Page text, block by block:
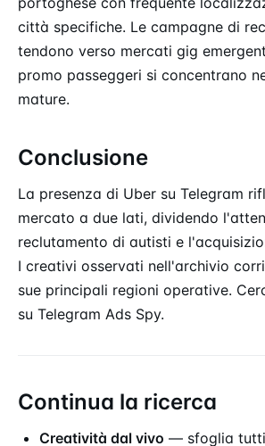
città specifiche. Le campagne di
tendono verso mercati gig
promo passeggeri si concentrano
mature.
Conclusione
La presenza di Uber su Telegram
mercato a due lati, dividendo
reclutamento di autisti e
I creativi osservati nell'archivio
sue principali regioni operative.
su Telegram Ads Spy.
Continua la ricerca
Creatività dal vivo — sfoglia tutti